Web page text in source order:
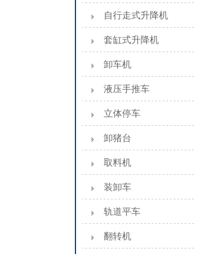
自行走式升降机
套缸式升降机
卸车机
液压手推车
立体停车
卸猪台
取料机
装卸车
轨道平车
翻转机